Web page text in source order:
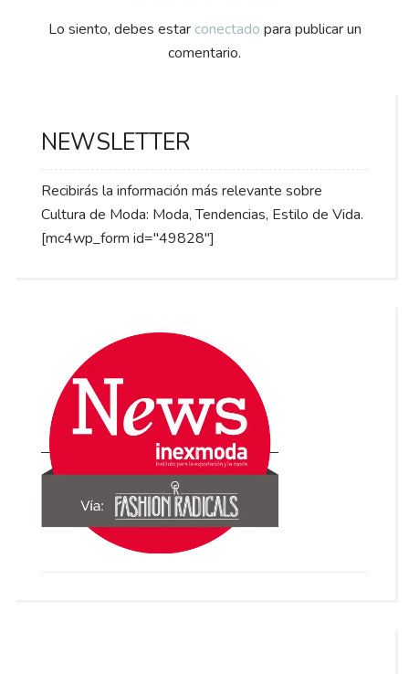
Lo siento, debes estar conectado para publicar un
comentario.
NEWSLETTER
Recibirás la información más relevante sobre
Cultura de Moda: Moda, Tendencias, Estilo de Vida.
[mc4wp_form id="49828"]